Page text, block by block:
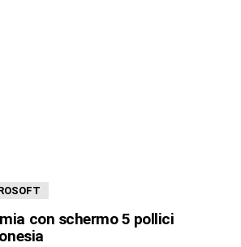
con schermo 5 pollici